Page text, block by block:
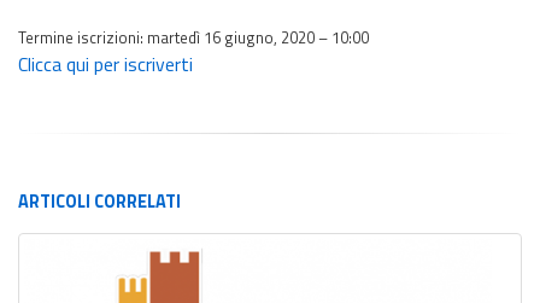
Termine iscrizioni: martedì 16 giugno, 2020 – 10:00
Clicca qui per iscriverti
ARTICOLI CORRELATI